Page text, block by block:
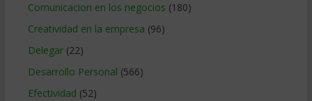
Comunicacion en los negocios (180)
Creatividad en la empresa (96)
Delegar(22)
Desarrollo Personal (566)
Efectividad (52)